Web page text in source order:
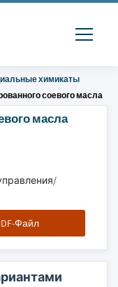
химикаты
соевого масла
масла
Файл